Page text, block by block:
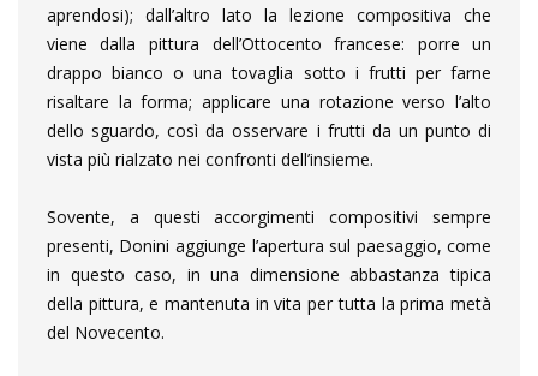
aprendosi); dall’altro lato la lezione compositiva che
viene dalla pittura dell’Ottocento francese: porre un
drappo bianco o una tovaglia sotto i frutti per farne
risaltare la forma; applicare una rotazione verso l’alto
dello sguardo, così da osservare i frutti da un punto di
vista più rialzato nei confronti dell’insieme.
Sovente, a questi accorgimenti compositivi sempre
presenti, Donini aggiunge l’apertura sul paesaggio, come
in questo caso, in una dimensione abbastanza tipica
della pittura, e mantenuta in vita per tutta la prima metà
del Novecento.